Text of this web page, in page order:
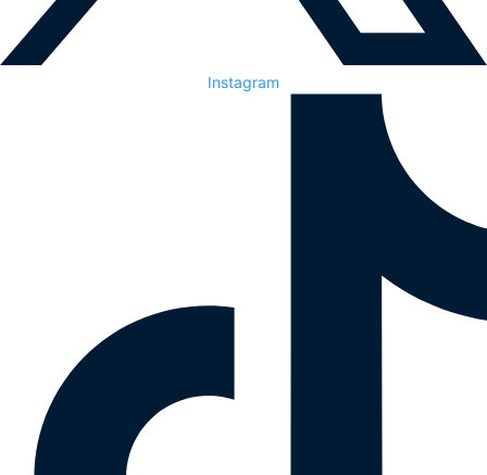
Instagram